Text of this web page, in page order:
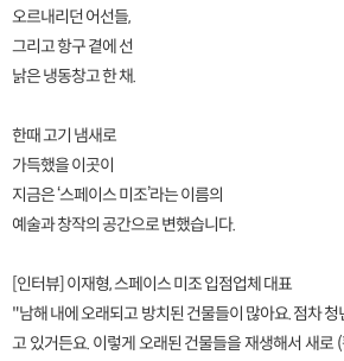
오르내리던 어선들,
그리고 항구 곁에 선
낡은 냉동창고 한 채.
한때 고기 냄새로
가득했을 이곳이
지금은 ‘스페이스 미조’라는 이름의
예술과 창작의 공간으로 변했습니다.
[인터뷰] 이재형, 스페이스 미조 입점업체 대표
"남해 내에 오래되고 방치된 건물들이 많아요. 점차
고 있거든요. 이렇게 오래된 건물들을 재생해서 새로